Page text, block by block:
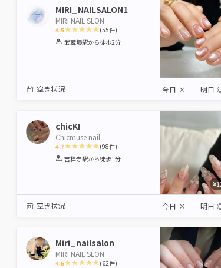
MIRI_NAILSALON1
MIRI NAIL SLON
4.5
1 2 3 4 5
(55件)
武蔵境駅から徒歩2分
空き状況 今日 × 明日
chicKI
Chicmuse nail
4.7
1 2 3 4 5
(98件)
吉祥寺駅から徒歩1分
空き状況 今日 × 明日
Miri_nailsalon
MIRI NAIL SLON
4.6 (62件)